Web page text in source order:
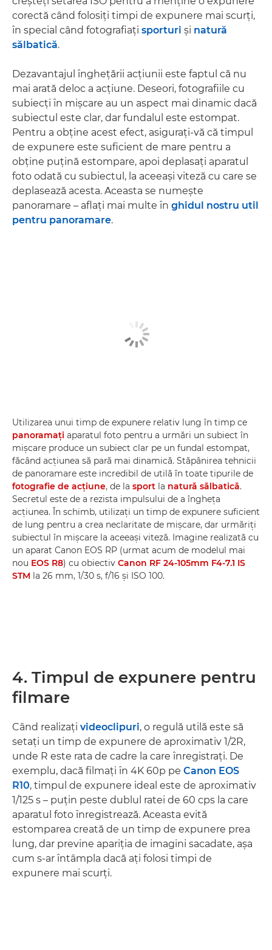
corectă când folosiţi timpi de expunere mai scurţi,
în special când fotografiaţi sporturi şi natură
sălbatică.
Dezavantajul îngheţării acţiunii este faptul că nu
mai arată deloc a acţiune. Deseori, fotografiile cu
subiecţi în mişcare au un aspect mai dinamic dacă
subiectul este clar, dar fundalul este estompat.
Pentru a obţine acest efect, asiguraţi-vă că timpul
de expunere este suficient de mare pentru a
obţine puţină estompare, apoi deplasaţi aparatul
foto odată cu subiectul, la aceeaşi viteză cu care se
deplasează acesta. Aceasta se numeşte
panoramare – aflaţi mai multe în ghidul nostru util
pentru panoramare.
Utilizarea unui timp de expunere relativ lung în timp ce
panoramaţi aparatul foto pentru a urmări un subiect în
mişcare produce un subiect clar pe un fundal estompat,
făcând acţiunea să pară mai dinamică. Stăpânirea tehnicii
de panoramare este incredibil de utilă în toate tipurile de
fotografie de acţiune, de la sport la natură sălbatică.
Secretul este de a rezista impulsului de a îngheţa
acţiunea. În schimb, utilizaţi un timp de expunere suficient
de lung pentru a crea neclaritate de mişcare, dar urmăriţi
subiectul în mişcare la aceeaşi viteză. Imagine realizată cu
un aparat Canon EOS RP (urmat acum de modelul mai
nou EOS R8) cu obiectiv Canon RF 24-105mm F4-7.1 IS
STM la 26 mm, 1/30 s, f/16 şi ISO 100.
4. Timpul de expunere pentru
filmare
Când realizaţi videoclipuri, o regulă utilă este să
setaţi un timp de expunere de aproximativ 1/2R,
unde R este rata de cadre la care înregistraţi. De
exemplu, dacă filmaţi în 4K 60p pe Canon EOS
R10, timpul de expunere ideal este de aproximativ
1/125 s – puţin peste dublul ratei de 60 cps la care
aparatul foto înregistrează. Aceasta evită
estomparea creată de un timp de expunere prea
lung, dar previne apariţia de imagini sacadate, aşa
cum s-ar întâmpla dacă aţi folosi timpi de
expunere mai scurţi.